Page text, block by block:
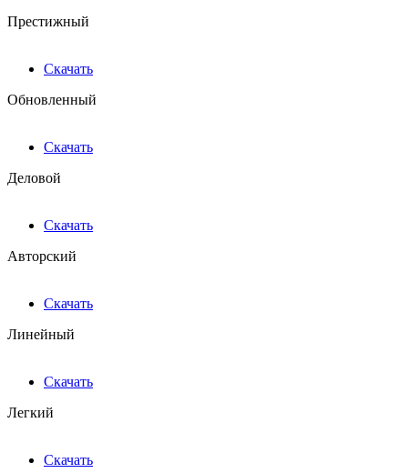
Престижный
Скачать
Обновленный
Скачать
Деловой
Скачать
Авторский
Скачать
Линейный
Скачать
Легкий
Скачать